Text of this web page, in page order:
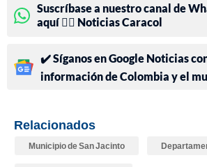
Suscríbase a nuestro canal de
aquí 👉🏻 Noticias Caracol
✔️ Síganos en Google Noticias
información de Colombia y el
Relacionados
Municipio de San Jacinto